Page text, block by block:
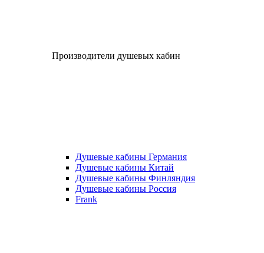
Производители душевых кабин
Душевые кабины Германия
Душевые кабины Китай
Душевые кабины Финляндия
Душевые кабины Россия
Frank